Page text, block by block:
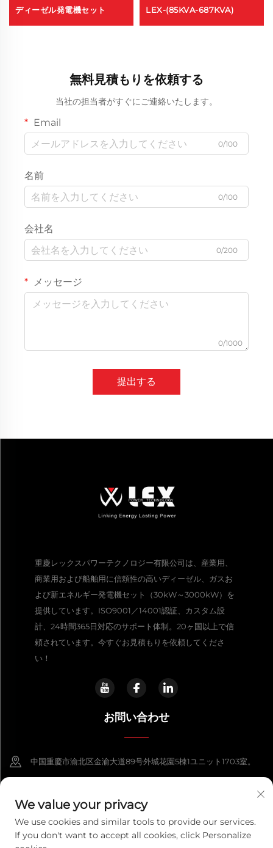
ディーゼル発電機セット LEX-(85KVA-687KVA)
無料見積もりを依頼する
当社の担当者がすぐにご連絡いたします。
Email
0/100
名前
0/100
会社名
0/200
メッセージ
0/1000
提出する
重慶レックスパワーテクノロジー有限公司は、産業用、
商業用および船舶用に信頼性の高いディーゼル、ガスお
よび新エネルギー発電機セット（30kW～3000kW）を
提供しています。ISO9001／14001認証、カスタム設
計、24時間365日対応のサポート体制。20ヶ国以上で信
頼されています。今すぐお見積もりを依頼してくださ
い！
お問い合わせ
中国重慶市渝北区金渝大道89号外城花園5棟1ユニット1703室。
[email protected]
We value your privacy
We use cookies and similar tools to provide our services.
If you don't want to accept all cookies, click Personalize